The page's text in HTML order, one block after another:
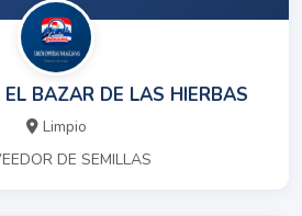
BAZAR DE LAS HIERBAS
Limpio
DE SEMILLAS